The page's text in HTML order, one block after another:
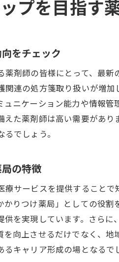
調剤薬局求人で叶える長後
長後駅周辺での調剤薬局
理想のワークライフバラ
調剤薬局で重視すべき労
地域医療に貢献するため
求人情報から見る長後駅
地域密着型医療を実践！調
長後駅周辺の医療機関と
調剤薬局でのスキルアッ
患者対応力を高めるため
在宅医療への対応力を身
地域イベントと調剤薬局
長後駅エリアの調剤薬局求人
プを目指す
をチェック
剤師の皆様にとって、最
連の処方箋取り扱いが増
ニケーション能力や情報
た薬剤師は高い需要があ
でしょう。
の特徴
サービスを提供すること
りつけ薬局」としての役
を実現しています。さら
向上させるだけでなく、
キャリア形成の場となるで